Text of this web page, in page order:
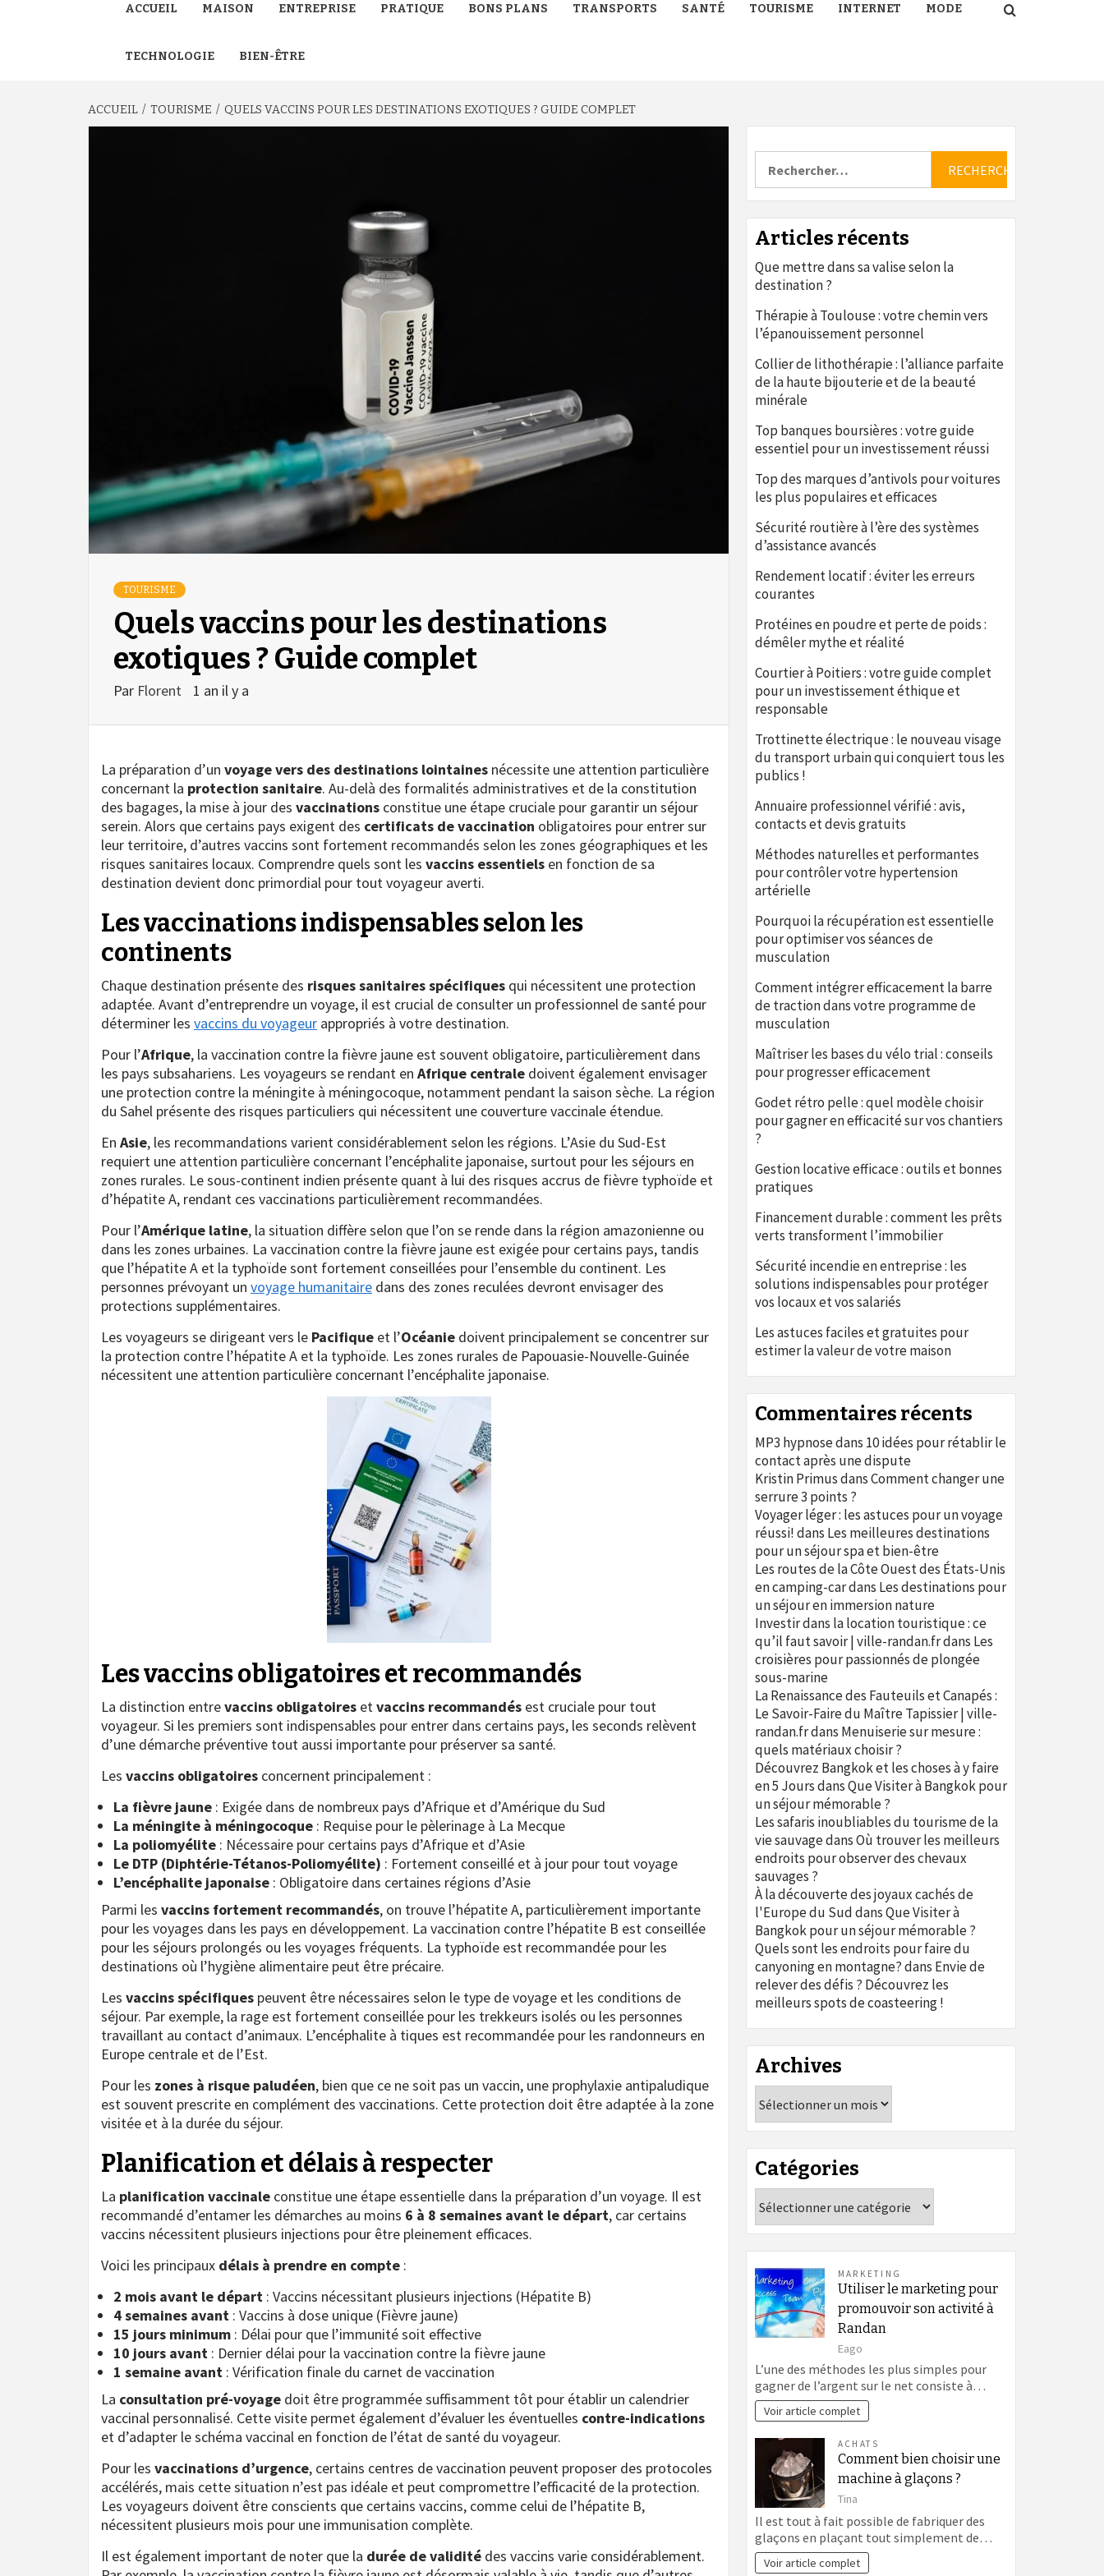
ACCUEIL MAISON ENTREPRISE PRATIQUE BONS PLANS TRANSPORTS SANTÉ TOURISME INTERNET MODE
TECHNOLOGIE BIEN-ÊTRE
ACCUEIL TOURISME QUELS VACCINS POUR LES DESTINATIONS EXOTIQUES ? GUIDE COMPLET
TOURISME
Quels vaccins pour les destinations
exotiques ? Guide complet
Par Florent 1 an il y a
La préparation d’un voyage vers des destinations lointaines nécessite une attention particulière
concernant la protection sanitaire. Au-delà des formalités administratives et de la constitution
des bagages, la mise à jour des vaccinations constitue une étape cruciale pour garantir un séjour
serein. Alors que certains pays exigent des certificats de vaccination obligatoires pour entrer sur
leur territoire, d’autres vaccins sont fortement recommandés selon les zones géographiques et les
risques sanitaires locaux. Comprendre quels sont les vaccins essentiels en fonction de sa
destination devient donc primordial pour tout voyageur averti.
Les vaccinations indispensables selon les
continents
Chaque destination présente des risques sanitaires spécifiques qui nécessitent une protection
adaptée. Avant d’entreprendre un voyage, il est crucial de consulter un professionnel de santé pour
déterminer les vaccins du voyageur appropriés à votre destination.
Pour l’Afrique, la vaccination contre la fièvre jaune est souvent obligatoire, particulièrement dans
les pays subsahariens. Les voyageurs se rendant en Afrique centrale doivent également envisager
une protection contre la méningite à méningocoque, notamment pendant la saison sèche. La région
du Sahel présente des risques particuliers qui nécessitent une couverture vaccinale étendue.
En Asie, les recommandations varient considérablement selon les régions. L’Asie du Sud-Est
requiert une attention particulière concernant l’encéphalite japonaise, surtout pour les séjours en
zones rurales. Le sous-continent indien présente quant à lui des risques accrus de fièvre typhoïde et
d’hépatite A, rendant ces vaccinations particulièrement recommandées.
Pour l’Amérique latine, la situation diffère selon que l’on se rende dans la région amazonienne ou
dans les zones urbaines. La vaccination contre la fièvre jaune est exigée pour certains pays, tandis
que l’hépatite A et la typhoïde sont fortement conseillées pour l’ensemble du continent. Les
personnes prévoyant un voyage humanitaire dans des zones reculées devront envisager des
protections supplémentaires.
Les voyageurs se dirigeant vers le Pacifique et l’Océanie doivent principalement se concentrer sur
la protection contre l’hépatite A et la typhoïde. Les zones rurales de Papouasie-Nouvelle-Guinée
nécessitent une attention particulière concernant l’encéphalite japonaise.
Les vaccins obligatoires et recommandés
La distinction entrevaccins obligatoires et vaccins recommandés est cruciale pour tout
voyageur. Si les premiers sont indispensables pour entrer dans certains pays, les seconds relèvent
d’une démarche préventive tout aussi importante pour préserver sa santé.
Les vaccins obligatoires concernent principalement :
La fièvre jaune : Exigée dans de nombreux pays d’Afrique et d’Amérique du Sud
La méningite à méningocoque : Requise pour le pèlerinage à La Mecque
La poliomyélite : Nécessaire pour certains pays d’Afrique et d’Asie
Le DTP (Diphtérie-Tétanos-Poliomyélite) : Fortement conseillé et à jour pour tout voyage
L’encéphalite japonaise : Obligatoire dans certaines régions d’Asie
Parmi les vaccins fortement recommandés, on trouve l’hépatite A, particulièrement importante
pour les voyages dans les pays en développement. La vaccination contre l’hépatite B est conseillée
pour les séjours prolongés ou les voyages fréquents. La typhoïde est recommandée pour les
destinations où l’hygiène alimentaire peut être précaire.
Les vaccins spécifiques peuvent être nécessaires selon le type de voyage et les conditions de
séjour. Par exemple, la rage est fortement conseillée pour les trekkeurs isolés ou les personnes
travaillant au contact d’animaux. L’encéphalite à tiques est recommandée pour les randonneurs en
Europe centrale et de l’Est.
Pour les zones à risque paludéen, bien que ce ne soit pas un vaccin, une prophylaxie antipaludique
est souvent prescrite en complément des vaccinations. Cette protection doit être adaptée à la zone
visitée et à la durée du séjour.
Planification et délais à respecter
La planification vaccinale constitue une étape essentielle dans la préparation d’un voyage. Il est
recommandé d’entamer les démarches au moins 6 à 8 semaines avant le départ, car certains
vaccins nécessitent plusieurs injections pour être pleinement efficaces.
Voici les principaux délais à prendre en compte :
2 mois avant le départ : Vaccins nécessitant plusieurs injections (Hépatite B)
4 semaines avant : Vaccins à dose unique (Fièvre jaune)
15 jours minimum : Délai pour que l’immunité soit effective
10 jours avant : Dernier délai pour la vaccination contre la fièvre jaune
1 semaine avant : Vérification finale du carnet de vaccination
La consultation pré-voyage doit être programmée suffisamment tôt pour établir un calendrier
vaccinal personnalisé. Cette visite permet également d’évaluer les éventuelles contre-indications
et d’adapter le schéma vaccinal en fonction de l’état de santé du voyageur.
Pour les vaccinations d’urgence, certains centres de vaccination peuvent proposer des protocoles
accélérés, mais cette situation n’est pas idéale et peut compromettre l’efficacité de la protection.
Les voyageurs doivent être conscients que certains vaccins, comme celui de l’hépatite B,
nécessitent plusieurs mois pour une immunisation complète.
Il est également important de noter que la durée de validité des vaccins varie considérablement.
Articles récents
Que mettre dans sa valise selon la
destination ?
Thérapie à Toulouse : votre chemin vers
l’épanouissement personnel
Collier de lithothérapie : l’alliance parfaite
de la haute bijouterie et de la beauté
minérale
Top banques boursières : votre guide
essentiel pour un investissement réussi
Top des marques d’antivols pour voitures
les plus populaires et efficaces
Sécurité routière à l’ère des systèmes
d’assistance avancés
Rendement locatif : éviter les erreurs
courantes
Protéines en poudre et perte de poids :
démêler mythe et réalité
Courtier à Poitiers : votre guide complet
pour un investissement éthique et
responsable
Trottinette électrique : le nouveau visage
du transport urbain qui conquiert tous les
publics !
Annuaire professionnel vérifié : avis,
contacts et devis gratuits
Méthodes naturelles et performantes
pour contrôler votre hypertension
artérielle
Pourquoi la récupération est essentielle
pour optimiser vos séances de
musculation
Comment intégrer efficacement la barre
de traction dans votre programme de
musculation
Maîtriser les bases du vélo trial : conseils
pour progresser efficacement
Godet rétro pelle : quel modèle choisir
pour gagner en efficacité sur vos chantiers
?
Gestion locative efficace : outils et bonnes
pratiques
Financement durable : comment les prêts
verts transforment l’immobilier
Sécurité incendie en entreprise : les
solutions indispensables pour protéger
vos locaux et vos salariés
Les astuces faciles et gratuites pour
estimer la valeur de votre maison
Commentaires récents
MP3 hypnosedans 10 idées pour rétablir le
contact après une dispute
Kristin PrimusdansComment changer une
serrure 3 points ?
Voyager léger : les astuces pour un voyage
réussi!dans Les meilleures destinations
pour un séjour spa et bien-être
Les routes de la Côte Ouest des États-Unis
en camping-cardans Les destinations pour
un séjour en immersion nature
Investir dans la location touristique : ce
qu’il faut savoir | ville-randan.frdans Les
croisières pour passionnés de plongée
sous-marine
La Renaissance des Fauteuils et Canapés :
Le Savoir-Faire du Maître Tapissier | ville-
randan.frdans Menuiserie sur mesure :
quels matériaux choisir ?
Découvrez Bangkok et les choses à y faire
en 5 JoursdansQue Visiter à Bangkok pour
un séjour mémorable ?
Les safaris inoubliables du tourisme de la
vie sauvagedansOù trouver les meilleurs
endroits pour observer des chevaux
sauvages ?
À la découverte des joyaux cachés de
l'Europe du SuddansQue Visiter à
Bangkok pour un séjour mémorable ?
Quels sont les endroits pour faire du
canyoning en montagne?dans Envie de
relever des défis ? Découvrez les
meilleurs spots de coasteering !
Archives
Catégories
MARKETING
Utiliser le marketing pour
promouvoir son activité à
Randan
Eago
L’une des méthodes les plus simples pour
gagner de l’argent sur le net consiste à…
Voir article complet
ACHATS
Comment bien choisir une
machine à glaçons ?
Tina
Il est tout à fait possible de fabriquer des
glaçons en plaçant tout simplement de…
Voir article complet